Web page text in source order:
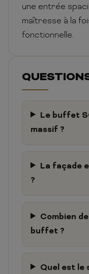
une entrée
maîtresse à la
fonctionnelle.
Le buffet
massif ?
La façade
?
Combien
buffet ?
Quel est le